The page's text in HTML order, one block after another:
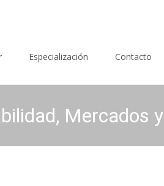
Especialización Contacto
Mercados y